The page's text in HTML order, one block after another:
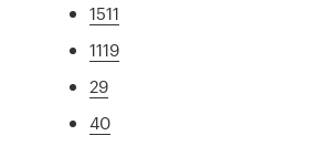
1511
1119
29
40